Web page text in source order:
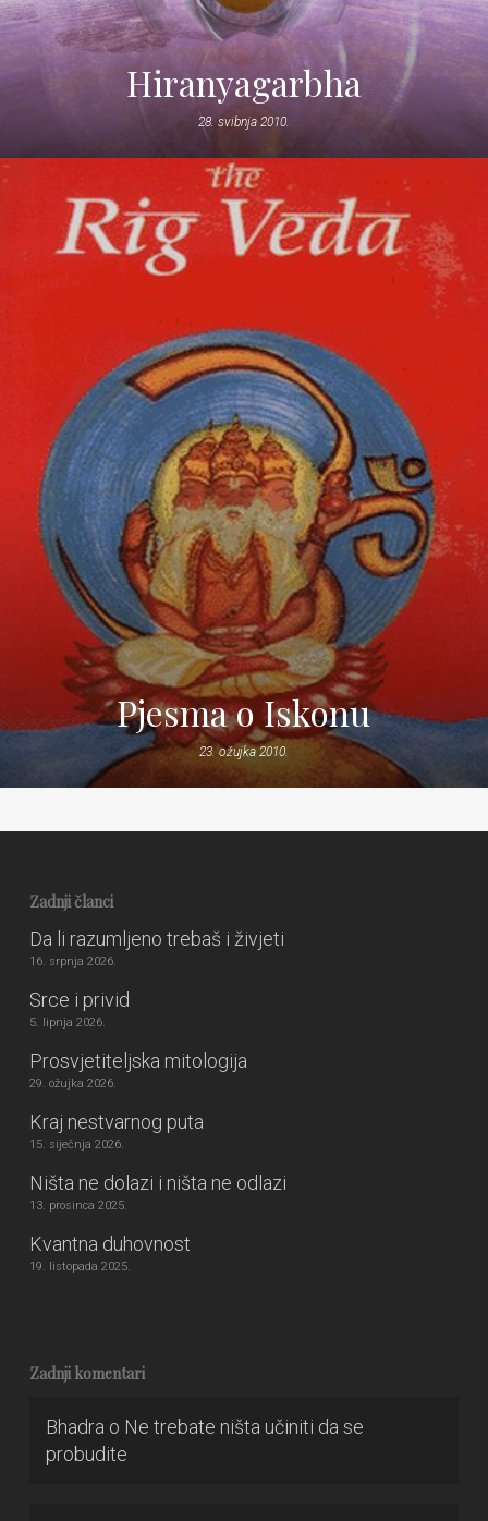
Hiranyagarbha
28. svibnja 2010.
Pjesma o Iskonu
23. ožujka 2010.
Zadnji članci
Da li razumljeno trebaš i živjeti
16. srpnja 2026.
Srce i privid
5. lipnja 2026.
Prosvjetiteljska mitologija
29. ožujka 2026.
Kraj nestvarnog puta
15. siječnja 2026.
Ništa ne dolazi i ništa ne odlazi
13. prosinca 2025.
Kvantna duhovnost
19. listopada 2025.
Zadnji komentari
Bhadra o Ne trebate ništa učiniti da se
probudite